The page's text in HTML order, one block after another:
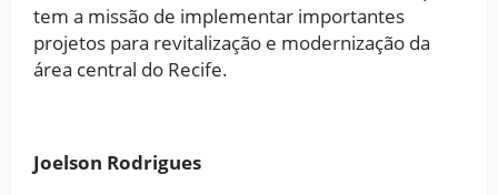
tem a missão de implementar importantes
projetos para revitalização e modernização da
área central do Recife.
Joelson Rodrigues